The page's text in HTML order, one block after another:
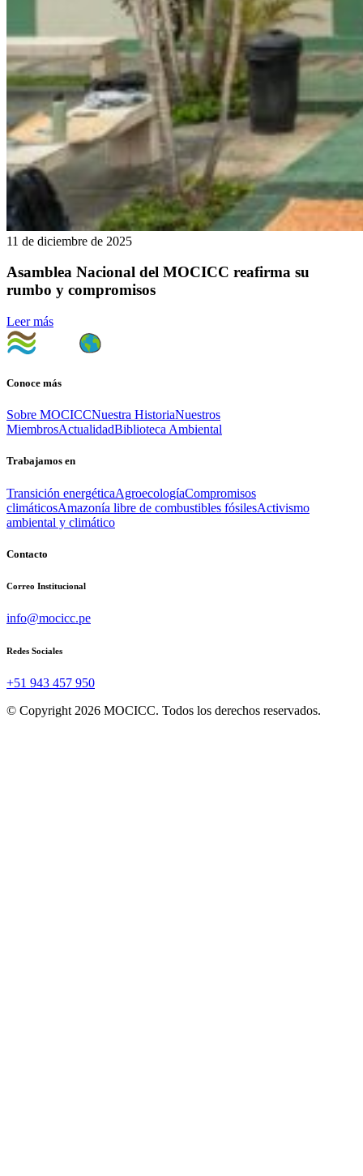
11 de diciembre de 2025
Asamblea Nacional del MOCICC reafirma su
rumbo y compromisos
Leer más
Conoce más
Sobre MOCICCNuestra HistoriaNuestros
MiembrosActualidadBiblioteca Ambiental
Trabajamos en
Transición energéticaAgroecologíaCompromisos
climáticosAmazonía libre de combustibles fósilesActivismo
ambiental y climático
Contacto
Correo Institucional
info@mocicc.pe
Redes Sociales
+51 943 457 950
© Copyright 2026 MOCICC. Todos los derechos reservados.